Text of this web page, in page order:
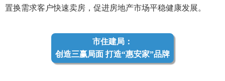
置换需求客户快速卖房，促进房地产市场平稳健康发展。
市住建局：
创造三赢局面 打造“惠安家”品牌